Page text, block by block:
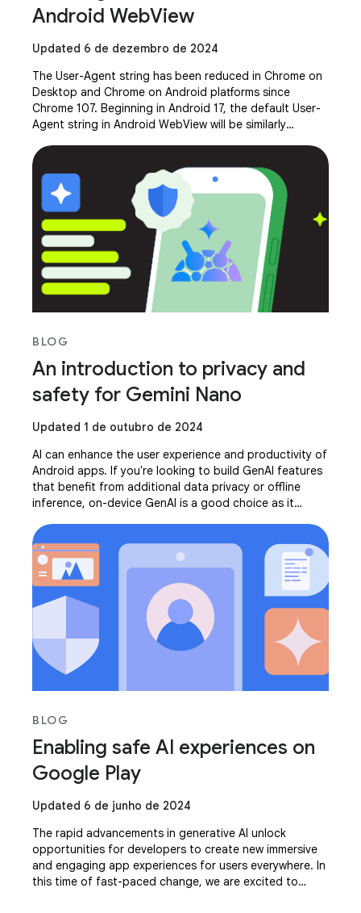
Android WebView
Updated 6 de dezembro de 2024
The User-Agent string has been reduced in Chrome on
Desktop and Chrome on Android platforms since
Chrome 107. Beginning in Android 17, the default User-
Agent string in Android WebView will be similarly
BLOG
An introduction to privacy and
safety for Gemini Nano
Updated 1 de outubro de 2024
AI can enhance the user experience and productivity of
Android apps. If you're looking to build GenAI features
that benefit from additional data privacy or offline
inference, on-device GenAI is a good choice as it
BLOG
Enabling safe AI experiences on
Google Play
Updated 6 de junho de 2024
The rapid advancements in generative AI unlock
opportunities for developers to create new immersive
and engaging app experiences for users everywhere. In
this time of fast-paced change, we are excited to